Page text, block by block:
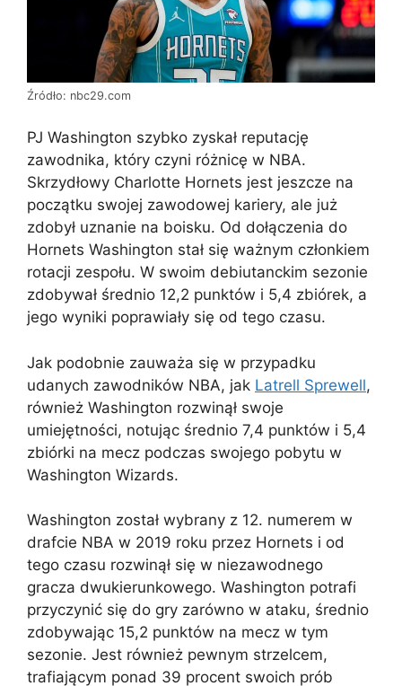
Źródło: nbc29.com
PJ Washington szybko zyskał reputację
zawodnika, który czyni różnicę w NBA.
Skrzydłowy Charlotte Hornets jest jeszcze na
początku swojej zawodowej kariery, ale już
zdobył uznanie na boisku. Od dołączenia do
Hornets Washington stał się ważnym członkiem
rotacji zespołu. W swoim debiutanckim sezonie
zdobywał średnio 12,2 punktów i 5,4 zbiórek, a
jego wyniki poprawiały się od tego czasu.
Jak podobnie zauważa się w przypadku
udanych zawodników NBA, jak Latrell Sprewell,
również Washington rozwinął swoje
umiejętności, notując średnio 7,4 punktów i 5,4
zbiórki na mecz podczas swojego pobytu w
Washington Wizards.
Washington został wybrany z 12. numerem w
drafcie NBA w 2019 roku przez Hornets i od
tego czasu rozwinął się w niezawodnego
gracza dwukierunkowego. Washington potrafi
przyczynić się do gry zarówno w ataku, średnio
zdobywając 15,2 punktów na mecz w tym
sezonie. Jest również pewnym strzelcem,
trafiającym ponad 39 procent swoich prób